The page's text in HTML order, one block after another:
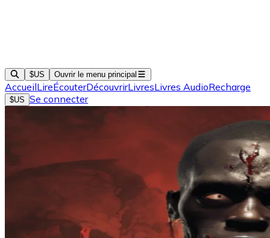
$US Ouvrir le menu principal
AccueilLireÉcouterDécouvrirLivresLivres AudioRecharge
$US Se connecter